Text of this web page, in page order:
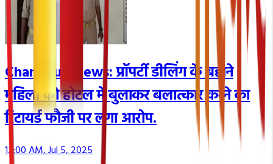
Chandauli News: प्रॉपर्टी डीलिंग के बहाने
महिला को होटल में बुलाकर बलात्कार करने का
रिटायर्ड फौजी पर लगा आरोप.
12:00 AM, Jul 5, 2025